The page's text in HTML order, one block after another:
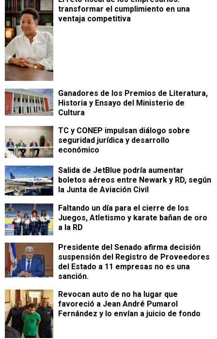
transformar el cumplimiento en una
ventaja competitiva
Ganadores de los Premios de Literatura,
Historia y Ensayo del Ministerio de
Cultura
TC y CONEP impulsan diálogo sobre
seguridad jurídica y desarrollo
económico
Salida de JetBlue podría aumentar
boletos aéreos entre Newark y RD, según
la Junta de Aviación Civil
Faltando un día para el cierre de los
Juegos, Atletismo y karate bañan de oro
a la RD
Presidente del Senado afirma decisión
suspensión del Registro de Proveedores
del Estado a 11 empresas no es una
sanción.
Revocan auto de no ha lugar que
favoreció a Jean André Pumarol
Fernández y lo envían a juicio de fondo